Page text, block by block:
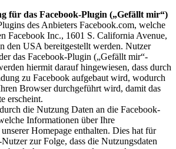
für das Facebook-Plugin („Gefällt mir“)
des Anbieters Facebook.com, welche
Facebook Inc., 1601 S. California Avenue,
den USA bereitgestellt werden. Nutzer
das Facebook-Plugin („Gefällt mir“-
hiermit darauf hingewiesen, dass durch
zu Facebook aufgebaut wird, wodurch
Browser durchgeführt wird, damit das
erscheint.
die Nutzung Daten an die Facebook-
Informationen über Ihre
Homepage enthalten. Dies hat für
zur Folge, dass die Nutzungsdaten